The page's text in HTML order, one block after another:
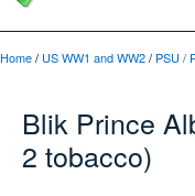
Home/ US WW1 and WW2/ PSU /
Blik Prince
2 tobacco)